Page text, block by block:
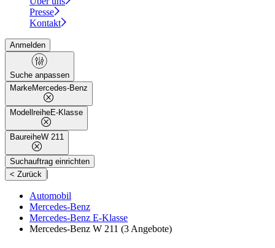
Presse
Kontakt
Anmelden
Suche anpassen
MarkeMercedes-Benz
ModellreiheE-Klasse
BaureiheW 211
Suchauftrag einrichten
< Zurück |
Automobil
Mercedes-Benz
Mercedes-Benz E-Klasse
Mercedes-Benz W 211 (3 Angebote)